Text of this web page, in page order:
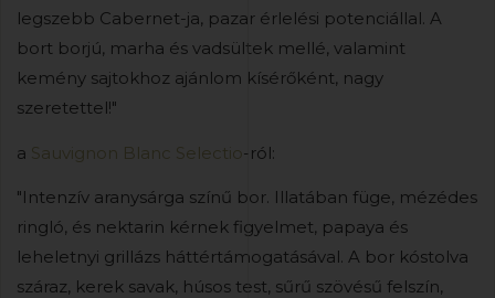
legszebb Cabernet-ja, pazar érlelési potenciállal. A
bort borjú, marha és vadsültek mellé, valamint
kemény sajtokhoz ajánlom kísérőként, nagy
szeretettel!"
a Sauvignon Blanc Selectio-ról:
"Intenzív aranysárga színű bor. Illatában füge, mézédes
ringló, és nektarin kérnek figyelmet, papaya és
leheletnyi grillázs háttértámogatásával. A bor kóstolva
száraz, kerek savak, húsos test, sűrű szövésű felszín,